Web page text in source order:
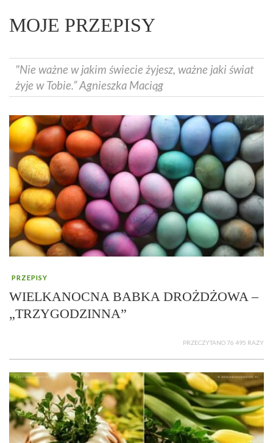
MOJE PRZEPISY
"Nie ważne w jakim świecie żyjesz, ważne jaki świat
żyje w Tobie.” Agnieszka Maciąg
PRZEPISY
WIELKANOCNA BABKA DROŻDŻOWA –
„TRZYGODZINNA”
PRZECZYTANO 76 495 RAZY